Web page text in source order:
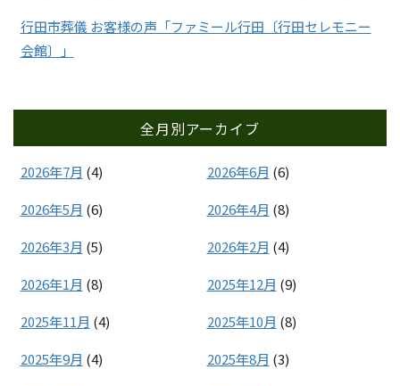
行田市葬儀 お客様の声「ファミール行田〔行田セレモニー
会館〕」
全月別アーカイブ
2026年7月 (4) 2026年6月 (6)
2026年5月 (6) 2026年4月 (8)
2026年3月 (5) 2026年2月 (4)
2026年1月 (8) 2025年12月 (9)
2025年11月 (4) 2025年10月 (8)
2025年9月 (4) 2025年8月 (3)